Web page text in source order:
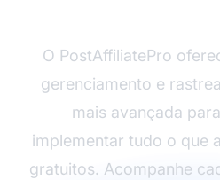
O PostAffiliatePro
gerenciamento e
mais avançada
implementar tudo o que
gratuitos. Acompanhe